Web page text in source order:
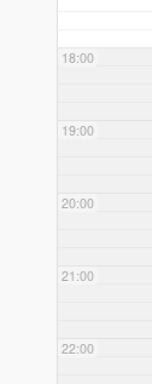
18:00
19:00
20:00
21:00
22:00